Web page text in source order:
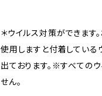
＊ウイルス対策ができます
使用しますと付着してい
出ております。※すべての
せん。